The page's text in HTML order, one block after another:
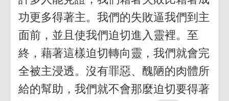
功更多得著主。我們的失敗逼我們到主
面前，並且使我們迫切進入靈裡。至
終，藉著這樣迫切轉向靈，我們就會完
全被主浸透。沒有罪惡、醜陋的肉體所
給的幫助，我們就不會那麼迫切要得著